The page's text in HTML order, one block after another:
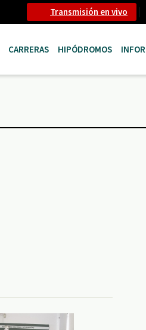
Transmisión en vivo
CARRERAS HIPÓDROMOS